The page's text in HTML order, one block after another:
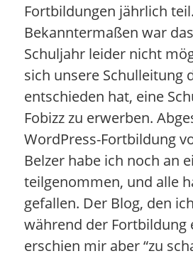
Fortbildungen jährlich teil.
Bekanntermaßen war
Schuljahr leider nicht
sich unsere Schulleitung
entschieden hat, eine
Fobizz zu erwerben.
WordPress-Fortbildung
Belzer habe ich noch an
teilgenommen, und alle
gefallen. Der Blog, den
während der Fortbildung
erschien mir aber “zu